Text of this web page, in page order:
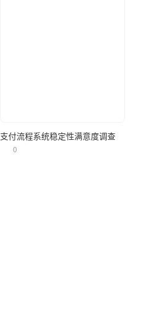
支付流程系统稳定性满意度调查
0